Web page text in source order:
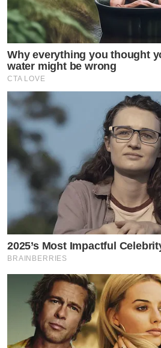
Why everything you thought
water might be wrong
CTA LOVE
2025’s Most Impactful
BRAINBERRIES